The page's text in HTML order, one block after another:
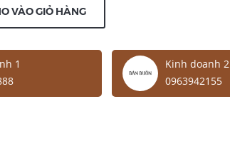
VÀO GIỎ HÀNG
1
Kinh doanh 2
0963942155